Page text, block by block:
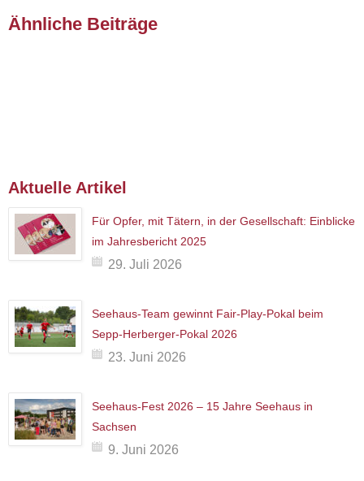
Ähnliche Beiträge
Aktuelle Artikel
Für Opfer, mit Tätern, in der Gesellschaft: Einblicke
im Jahresbericht 2025
29. Juli 2026
Seehaus-Team gewinnt Fair-Play-Pokal beim
Sepp-Herberger-Pokal 2026
23. Juni 2026
Seehaus-Fest 2026 – 15 Jahre Seehaus in
Sachsen
9. Juni 2026